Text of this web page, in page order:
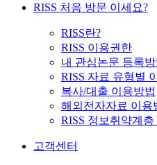
RISS 처음 방문 이세요?
RISS란?
RISS 이용권한
내 관심논문 등록방
RISS 자료 유형별
복사/대출 이용방법
해외전자자료 이용
RISS 정보취약계
고객센터